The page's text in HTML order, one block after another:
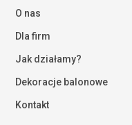
O nas
Dla firm
Jak działamy?
Dekoracje balonowe
Kontakt